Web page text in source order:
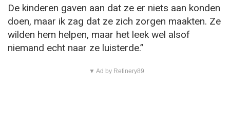
De kinderen gaven aan dat ze er niets aan konden
doen, maar ik zag dat ze zich zorgen maakten. Ze
wilden hem helpen, maar het leek wel alsof
niemand echt naar ze luisterde.”
▼ Ad by Refinery89